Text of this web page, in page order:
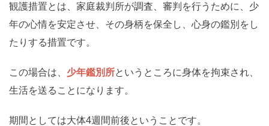
観護措置とは、家庭裁判所が調査、審判を行うために、少
年の心情を安定させ、その身柄を保全し、心身の鑑別をし
たりする措置です。
この場合は、 少年鑑別所というところに身体を拘束され、
生活を送ることになります。
期間としては大体4週間前後ということです。